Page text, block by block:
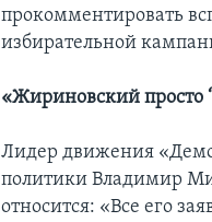
прокомментировать
избирательной
«Жириновский просто
Лидер движения
политики Владимир
относится: «Все его